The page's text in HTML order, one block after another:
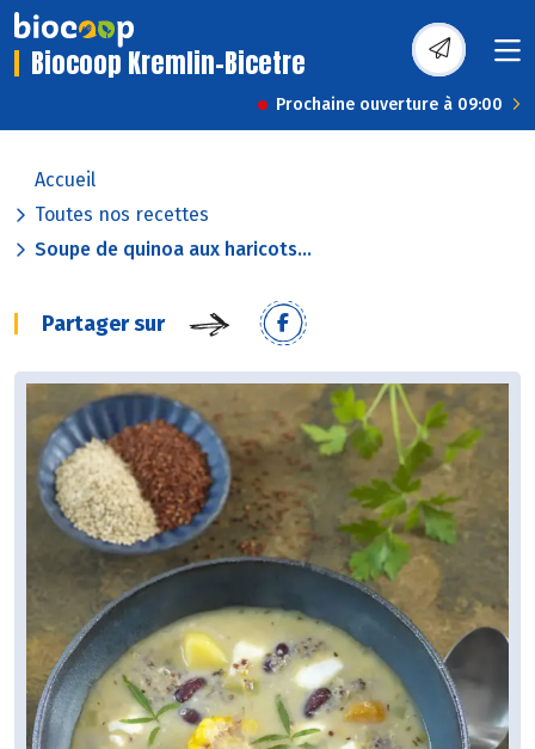
Biocoop Kremlin-Bicetre
Prochaine ouverture à 09:00
Accueil
Toutes nos recettes
Soupe de quinoa aux haricots...
Partager sur